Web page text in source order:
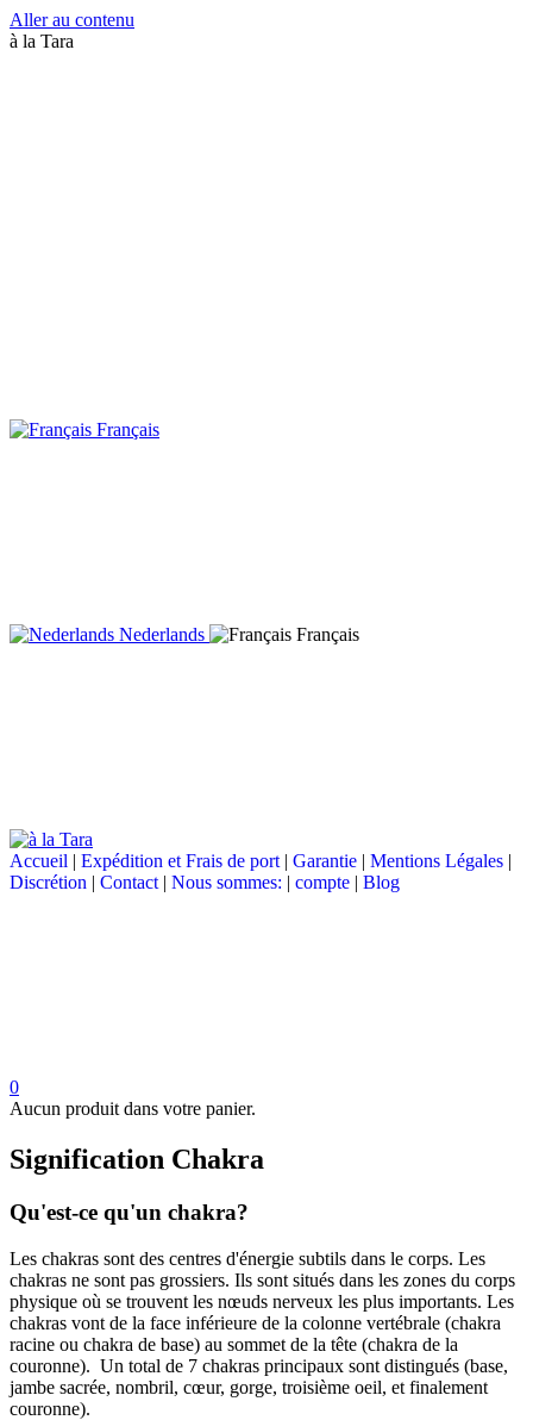
Aller au contenu
à la Tara
Français
Nederlands Français
Accueil | Expédition et Frais de port | Garantie | Mentions Légales |
Discrétion | Contact | Nous sommes: | compte | Blog
0
Aucun produit dans votre panier.
Signification Chakra
Qu'est-ce qu'un chakra?
Les chakras sont des centres d'énergie subtils dans le corps. Les
chakras ne sont pas grossiers. Ils sont situés dans les zones du corps
physique où se trouvent les nœuds nerveux les plus importants. Les
chakras vont de la face inférieure de la colonne vertébrale (chakra
racine ou chakra de base) au sommet de la tête (chakra de la
couronne). Un total de 7 chakras principaux sont distingués (base,
jambe sacrée, nombril, cœur, gorge, troisième oeil, et finalement
couronne).